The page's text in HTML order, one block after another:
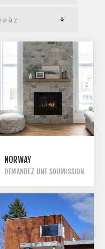
NORWAY
DEMANDEZ UNE SOUMISSION